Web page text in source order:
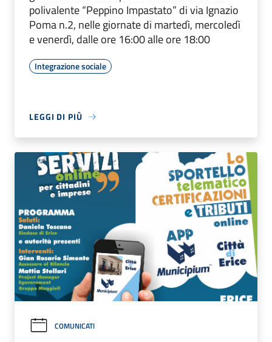
polivalente “Peppino Impastato” di via Ignazio
Poma n.2, nelle giornate di martedì, mercoledì
e venerdì, dalle ore 16:00 alle ore 18:00
Integrazione sociale
LEGGI DI PIÙ
COMUNICATI